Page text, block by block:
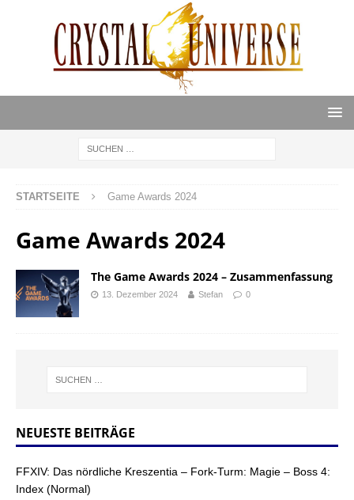
STARTSEITE Game Awards 2024
Game Awards 2024
The Game Awards 2024 – Zusammenfassung
13. Dezember 2024 Stefan 0
NEUESTE BEITRÄGE
FFXIV: Das nördliche Kreszentia – Fork-Turm: Magie – Boss 4:
Index (Normal)